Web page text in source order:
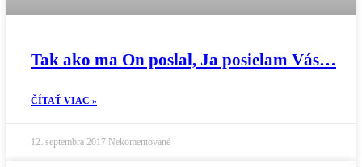
Tak ako ma On poslal, Ja posielam Vás…
ČÍTAŤ VIAC »
12. septembra 2017 Nekomentované